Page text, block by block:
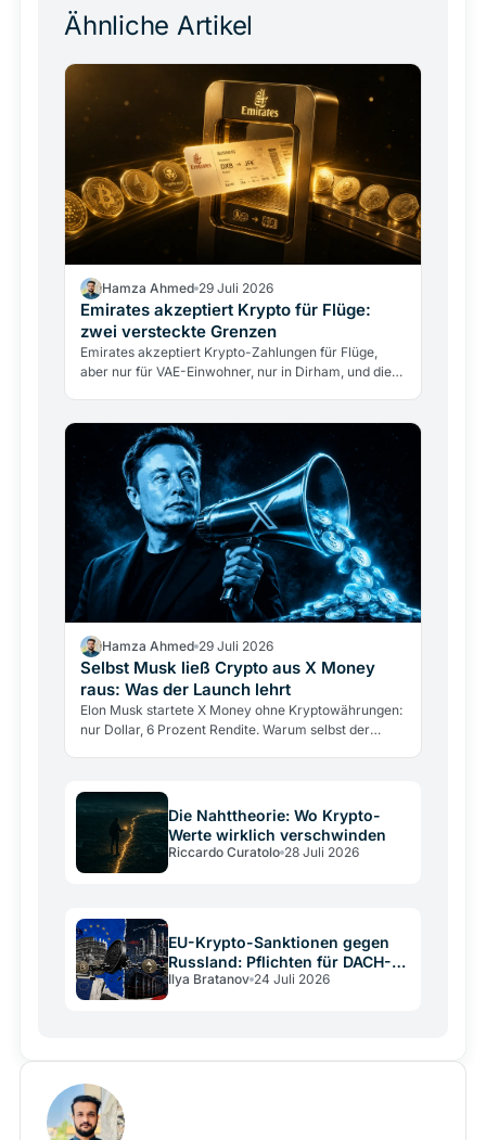
Ähnliche Artikel
Hamza Ahmed 29 Juli 2026
Emirates akzeptiert Krypto für Flüge:
zwei versteckte Grenzen
Emirates akzeptiert Krypto-Zahlungen für Flüge,
aber nur für VAE-Einwohner, nur in Dirham, und die
Hamza Ahmed 29 Juli 2026
Selbst Musk ließ Crypto aus X Money
raus: Was der Launch lehrt
Elon Musk startete X Money ohne Kryptowährungen:
nur Dollar, 6 Prozent Rendite. Warum selbst der
Die Nahttheorie: Wo Krypto-
Werte wirklich verschwinden
Riccardo Curatolo 28 Juli 2026
EU-Krypto-Sanktionen gegen
Russland: Pflichten für DACH-
Betreiber
Ilya Bratanov 24 Juli 2026